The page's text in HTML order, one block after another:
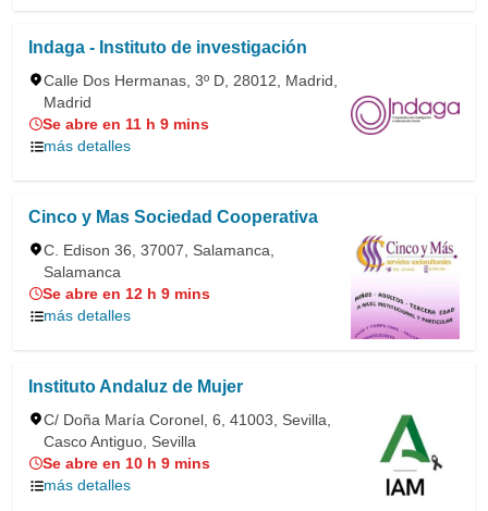
Indaga - Instituto de investigación
Calle Dos Hermanas, 3º D, 28012, Madrid,
Madrid
Se abre en 11 h 9 mins
más detalles
Cinco y Mas Sociedad Cooperativa
C. Edison 36, 37007, Salamanca,
Salamanca
Se abre en 12 h 9 mins
más detalles
Instituto Andaluz de Mujer
C/ Doña María Coronel, 6, 41003, Sevilla,
Casco Antiguo, Sevilla
Se abre en 10 h 9 mins
más detalles